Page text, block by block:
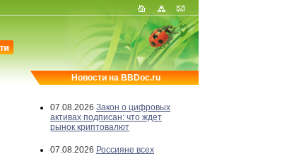
Новости на BBDoc.ru
07.08.2026 Закон о цифровых
активах подписан: что ждет
рынок криптовалют
07.08.2026 Россияне всех